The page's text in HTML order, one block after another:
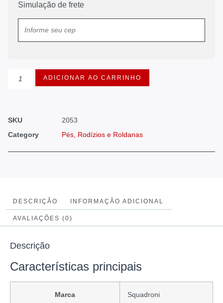
Simulação de frete
ADICIONAR AO CARRINHO
SKU
2053
Category
Pés, Rodízios e Roldanas
DESCRIÇÃO INFORMAÇÃO ADICIONAL
AVALIAÇÕES (0)
Descrição
Características principais
Marca Squadroni